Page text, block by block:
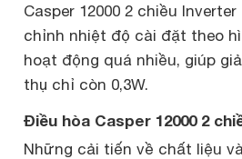
Casper 12000 2 chiều
chỉnh nhiệt độ cài đặt theo
hoạt động quá nhiều, giúp
thụ chỉ còn 0,3W.
Điều hòa Casper 12000 2
Những cải tiến về chất liệu